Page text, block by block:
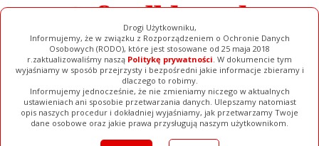
Drogi Użytkowniku,
Informujemy, że w związku z Rozporządzeniem o Ochronie Danych
Osobowych (RODO), które jest stosowane od 25 maja 2018
r.zaktualizowaliśmy naszą Politykę prywatności. W dokumencie tym
wyjaśniamy w sposób przejrzysty i bezpośredni jakie informacje zbieramy i
dlaczego to robimy.
Informujemy jednocześnie, że nie zmieniamy niczego w aktualnych
ustawieniach ani sposobie przetwarzania danych. Ulepszamy natomiast
opis naszych procedur i dokładniej wyjaśniamy, jak przetwarzamy Twoje
dane osobowe oraz jakie prawa przysługują naszym użytkownikom.
[ ZAMKNIJ ]
Ogłoszenia Filmy Galerie Baza Firm Pełna Wersja